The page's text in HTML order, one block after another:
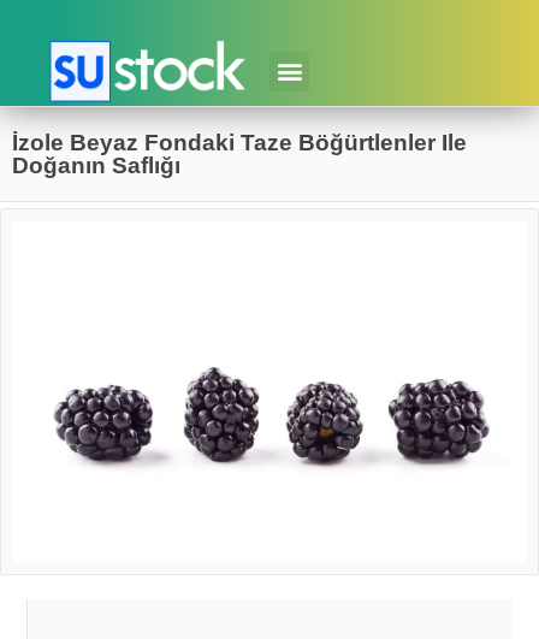
İzole Beyaz Fondaki Taze Böğürtlenler Ile
Doğanın Saflığı